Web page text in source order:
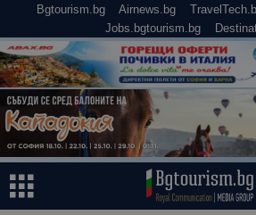
Bgtourism.bg Airnews.bg
Jobs.bgtourism.bg